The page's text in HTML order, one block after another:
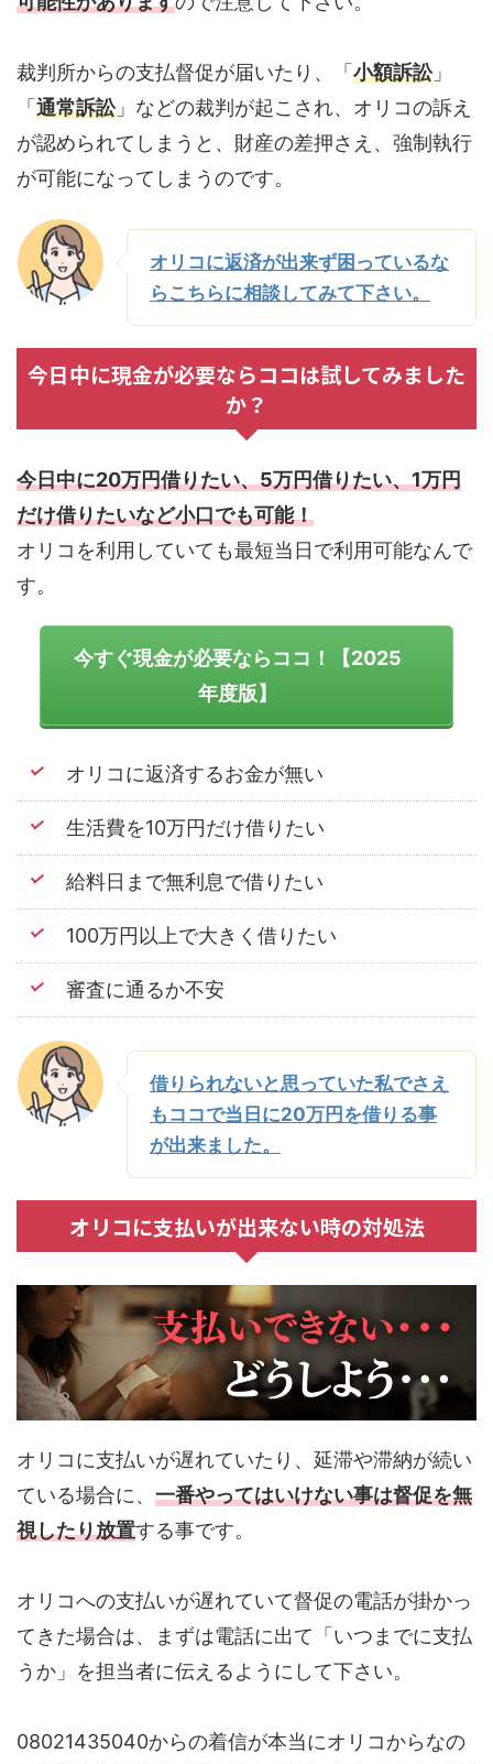
裁判所からの支払督促が届いたり、「 小額訴訟」
「 通常訴訟」などの裁判が起こされ、オリコの訴え
が認められてしまうと、財産の差押さえ、強制執行
が可能になってしまうのです。
オリコに返済が出来ず困っているな
らこちらに相談してみて下さい。
今日中に現金が必要ならココは試してみました
か？
今日中に20万円借りたい、5万円借りたい、1万円
だけ借りたいなど小口でも可能！
オリコを利用していても最短当日で利用可能なんで
す。
今すぐ現金が必要ならココ！【2025
年度版】
オリコに返済するお金が無い
生活費を10万円だけ借りたい
給料日まで無利息で借りたい
100万円以上で大きく借りたい
審査に通るか不安
借りられないと思っていた私でさえ
もココで当日に20万円を借りる事
が出来ました。
オリコに支払いが出来ない時の対処法
オリコに支払いが遅れていたり、延滞や滞納が続い
ている場合に、 一番やってはいけない事は督促を無
視したり放置する事です。
オリコへの支払いが遅れていて督促の電話が掛かっ
てきた場合は、まずは電話に出て「いつまでに支払
うか」を担当者に伝えるようにして下さい。
08021435040からの着信が本当にオリコからなの